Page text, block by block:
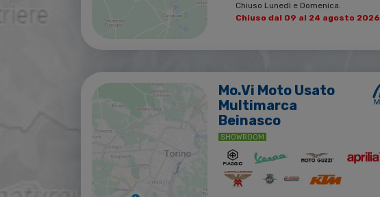
Chiuso Lunedì e Domenica.
Chiuso dal 09 al 24 agosto 2026
Mo.Vi Moto Usato
Multimarca
Beinasco
SHOWROOM